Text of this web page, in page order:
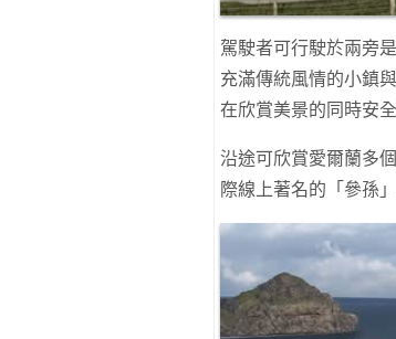
駕駛者可行駛於兩旁
充滿傳統風情的小鎮
在欣賞美景的同時安
沿途可欣賞愛爾蘭多
際線上著名的「參孫